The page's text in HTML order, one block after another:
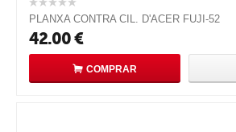
PLANXA CONTRA CIL. D'ACER FUJI-52
42.00€
COMPRAR